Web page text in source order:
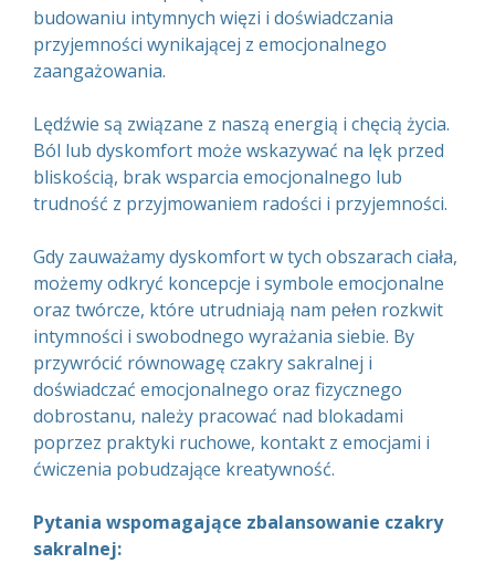
budowaniu intymnych więzi i doświadczania
przyjemności wynikającej z emocjonalnego
zaangażowania.
Lędźwie są związane z naszą energią i chęcią życia.
Ból lub dyskomfort może wskazywać na lęk przed
bliskością, brak wsparcia emocjonalnego lub
trudność z przyjmowaniem radości i przyjemności.
Gdy zauważamy dyskomfort w tych obszarach ciała,
możemy odkryć koncepcje i symbole emocjonalne
oraz twórcze, które utrudniają nam pełen rozkwit
intymności i swobodnego wyrażania siebie. By
przywrócić równowagę czakry sakralnej i
doświadczać emocjonalnego oraz fizycznego
dobrostanu, należy pracować nad blokadami
poprzez praktyki ruchowe, kontakt z emocjami i
ćwiczenia pobudzające kreatywność.
Pytania wspomagające zbalansowanie czakry
sakralnej: